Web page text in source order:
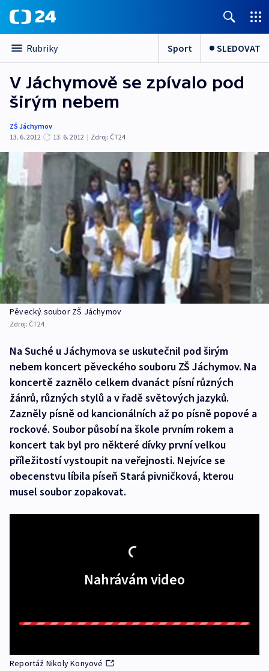
Rubriky Sport SLEDOVAT
V Jáchymově se zpívalo pod
širým nebem
ZŠ Jáchymov
13. 6. 2012
13. 6. 2012 | Zdroj: ČT24
Pěvecký soubor ZŠ Jáchymov
Zdroj: ČT24
Na Suché u Jáchymova se uskutečnil pod širým
nebem koncert pěveckého souboru ZŠ Jáchymov. Na
koncertě zaznělo celkem dvanáct písní různých
žánrů, různých stylů a v řadě světových jazyků.
Zazněly písně od kancionálních až po písně popové a
rockové. Soubor působí na škole prvním rokem a
koncert tak byl pro některé dívky první velkou
příležitostí vystoupit na veřejnosti. Nejvíce se
obecenstvu líbila píseň Stará pivničková, kterou
musel soubor zopakovat.
Nahrávám video
Reportáž Nikoly Konyové